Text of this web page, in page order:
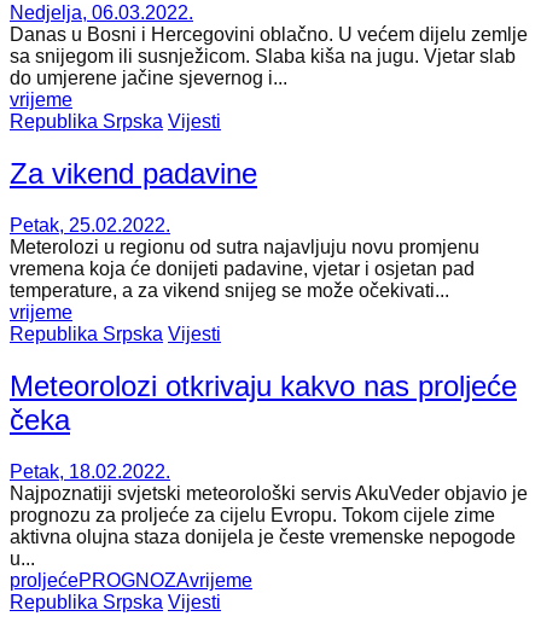
Nedjelja, 06.03.2022.
Danas u Bosni i Hercegovini oblačno. U većem dijelu zemlje
sa snijegom ili susnježicom. Slaba kiša na jugu. Vjetar slab
do umjerene jačine sjevernog i...
vrijeme
Republika Srpska Vijesti
Za vikend padavine
Petak, 25.02.2022.
Meterolozi u regionu od sutra najavljuju novu promjenu
vremena koja će donijeti padavine, vjetar i osjetan pad
temperature, a za vikend snijeg se može očekivati...
vrijeme
Republika Srpska Vijesti
Meteorolozi otkrivaju kakvo nas proljeće
čeka
Petak, 18.02.2022.
Najpoznatiji svjetski meteorološki servis AkuVeder objavio je
prognozu za proljeće za cijelu Evropu. Tokom cijele zime
aktivna olujna staza donijela je česte vremenske nepogode
u...
proljećePROGNOZAvrijeme
Republika Srpska Vijesti